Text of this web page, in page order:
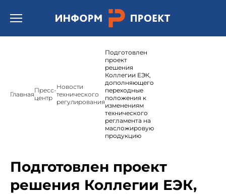
Открыть бургер меню.
ГлавнаяПресс-
центр
Новости
технического
регулирования
Подготовлен
проект
решения
Коллегии ЕЭК,
дополняющего
переходные
положения к
изменениям
технического
регламента на
масложировую
продукцию
Подготовлен проект
решения Коллегии ЕЭК,